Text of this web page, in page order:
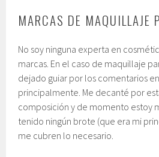
MARCAS DE MAQUILLAJE
No soy ninguna experta en
marcas. En el caso de maquillaje
dejado guiar por los comentarios
principalmente. Me decanté por
composición y de momento estoy
tenido ningún brote (que era mi
me cubren lo necesario.